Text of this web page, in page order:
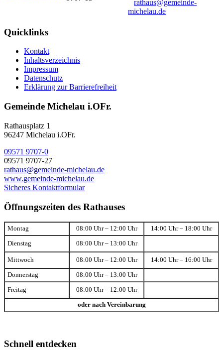
rathaus@gemeinde-
michelau.de
Quicklinks
Kontakt
Inhaltsverzeichnis
Impressum
Datenschutz
Erklärung zur Barrierefreiheit
Gemeinde Michelau i.OFr.
Rathausplatz 1
96247 Michelau i.OFr.
09571 9707-0
09571 9707-27
rathaus@gemeinde-michelau.de
www.gemeinde-michelau.de
Sicheres Kontaktformular
Öffnungszeiten des Rathauses
Montag 08:00 Uhr – 12:00 Uhr 14:00 Uhr – 18:00 Uhr
Dienstag 08:00 Uhr – 13:00 Uhr
Mittwoch 08:00 Uhr – 12:00 Uhr 14:00 Uhr – 16:00 Uhr
Donnerstag 08:00 Uhr – 13:00 Uhr
Freitag 08:00 Uhr – 12:00 Uhr
oder nach Vereinbarung
Schnell entdecken